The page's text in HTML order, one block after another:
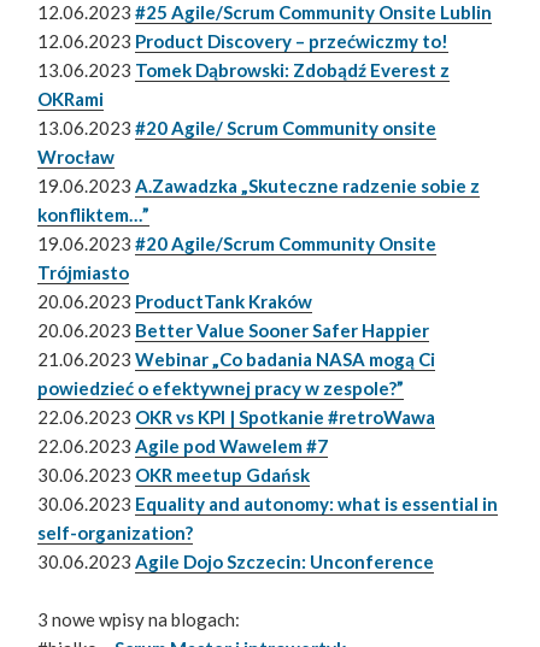
12.06.2023#25 Agile/Scrum Community Onsite Lublin
12.06.2023 Product Discovery – przećwiczmy to!
13.06.2023 Tomek Dąbrowski: Zdobądź Everest z
OKRami
13.06.2023#20 Agile/ Scrum Community onsite
Wrocław
19.06.2023A.Zawadzka „Skuteczne radzenie sobie z
konfliktem…”
19.06.2023#20 Agile/Scrum Community Onsite
Trójmiasto
20.06.2023 ProductTank Kraków
20.06.2023 Better Value Sooner Safer Happier
21.06.2023Webinar „Co badania NASA mogą Ci
powiedzieć o efektywnej pracy w zespole?”
22.06.2023 OKR vs KPI | Spotkanie #retroWawa
22.06.2023Agile pod Wawelem #7
30.06.2023 OKR meetup Gdańsk
30.06.2023 Equality and autonomy: what is essential in
self-organization?
30.06.2023Agile Dojo Szczecin: Unconference
3 nowe wpisy na blogach: